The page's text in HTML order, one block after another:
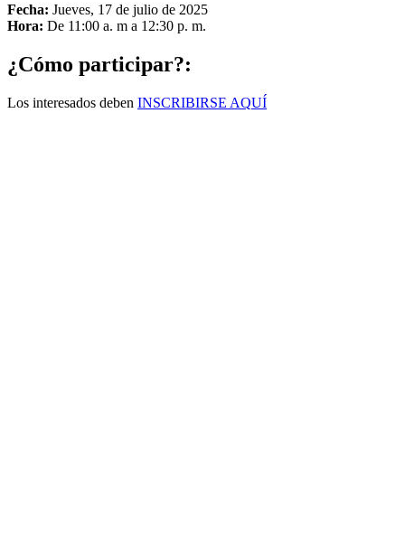
Fecha: Jueves, 17 de julio de 2025
Hora: De 11:00 a. m a 12:30 p. m.
¿Cómo participar?:
Los interesados deben INSCRIBIRSE AQUÍ